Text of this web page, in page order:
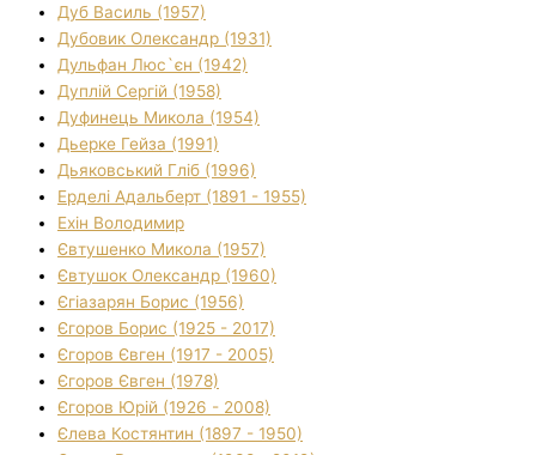
Дуб Василь (1957)
Дубовик Олександр (1931)
Дульфан Люс`єн (1942)
Дуплій Сергій (1958)
Дуфинець Микола (1954)
Дьерке Гейза (1991)
Дьяковський Гліб (1996)
Ерделі Адальберт (1891 - 1955)
Ехін Володимир
Євтушенко Микола (1957)
Євтушок Олександр (1960)
Єгіазарян Борис (1956)
Єгоров Борис (1925 - 2017)
Єгоров Євген (1917 - 2005)
Єгоров Євген (1978)
Єгоров Юрій (1926 - 2008)
Єлева Костянтин (1897 - 1950)